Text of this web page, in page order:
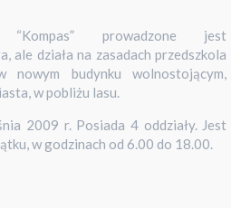
“Kompas” prowadzone jest
ale działa na zasadach przedszkola
nowym budynku wolnostojącym,
w pobliżu lasu.
2009 r. Posiada 4 oddziały. Jest
w godzinach od 6.00 do 18.00.